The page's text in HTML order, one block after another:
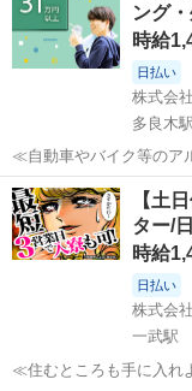
は不安だけど、 しっか...
ング
時給
日払い
株式会
多良木駅
≪自動車やバイク等のア
専用の機械を使用した
小物や中物程度の部品
の目視管理と不要物を取
熊本 球磨郡 多良
【土
ター/
時給
日払い
株式会
一武駅
≪住むところも手に入れ